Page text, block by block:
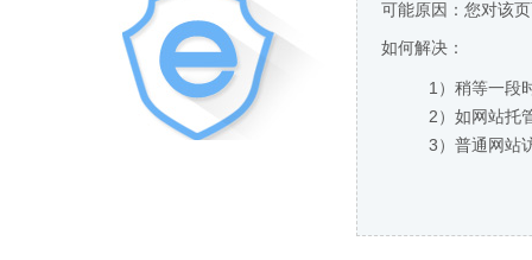
可能原因：您对该
如何解决：
1）稍等一段
2）如网站托
3）普通网站